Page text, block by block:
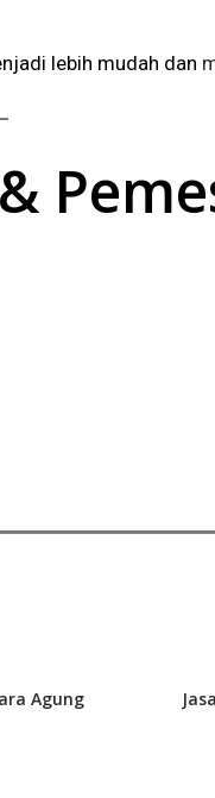
lebih mudah dan
Agung